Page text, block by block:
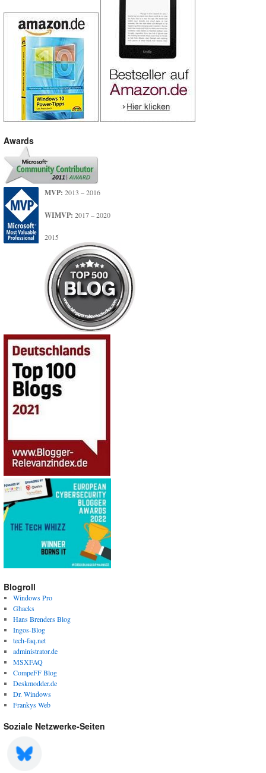
Awards
MVP: 2013 – 2016
WIMVP: 2017 – 2020
2015
Blogroll
Windows Pro
Ghacks
Hans Brenders Blog
Ingos-Blog
tech-faq.net
administrator.de
MSXFAQ
CompeFF Blog
Deskmodder.de
Dr. Windows
Frankys Web
Soziale Netzwerke-Seiten